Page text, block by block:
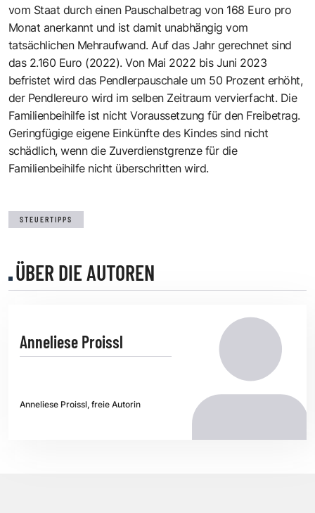
vom Staat durch einen Pauschalbetrag von 168 Euro pro
Monat anerkannt und ist damit unabhängig vom
tatsächlichen Mehraufwand. Auf das Jahr gerechnet sind
das 2.160 Euro (2022). Von Mai 2022 bis Juni 2023
befristet wird das Pendlerpauschale um 50 Prozent erhöht,
der Pendlereuro wird im selben Zeitraum vervierfacht. Die
Familienbeihilfe ist nicht Voraussetzung für den Freibetrag.
Geringfügige eigene Einkünfte des Kindes sind nicht
schädlich, wenn die Zuverdienstgrenze für die
Familienbeihilfe nicht überschritten wird.
STEUERTIPPS
ÜBER DIE AUTOREN
Anneliese Proissl
Anneliese Proissl, freie Autorin